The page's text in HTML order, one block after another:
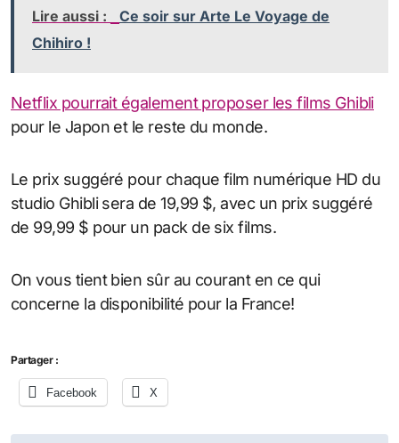
Lire aussi :
Ce soir sur Arte Le Voyage de
Chihiro !
Netflix pourrait également proposer les films Ghibli
pour le Japon et le reste du monde.
Le prix suggéré pour chaque film numérique HD du
studio Ghibli sera de 19,99 $, avec un prix suggéré
de 99,99 $ pour un pack de six films.
On vous tient bien sûr au courant en ce qui
concerne la disponibilité pour la France!
Partager :
Facebook X